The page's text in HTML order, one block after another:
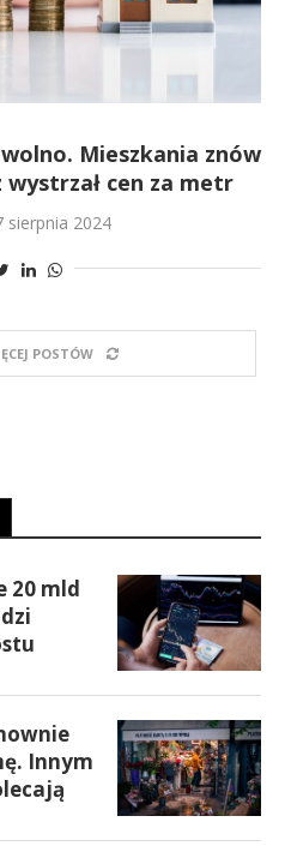
Mieszkania znów
cen za metr
sierpnia 2024
POSTÓW
20 mld
Innym